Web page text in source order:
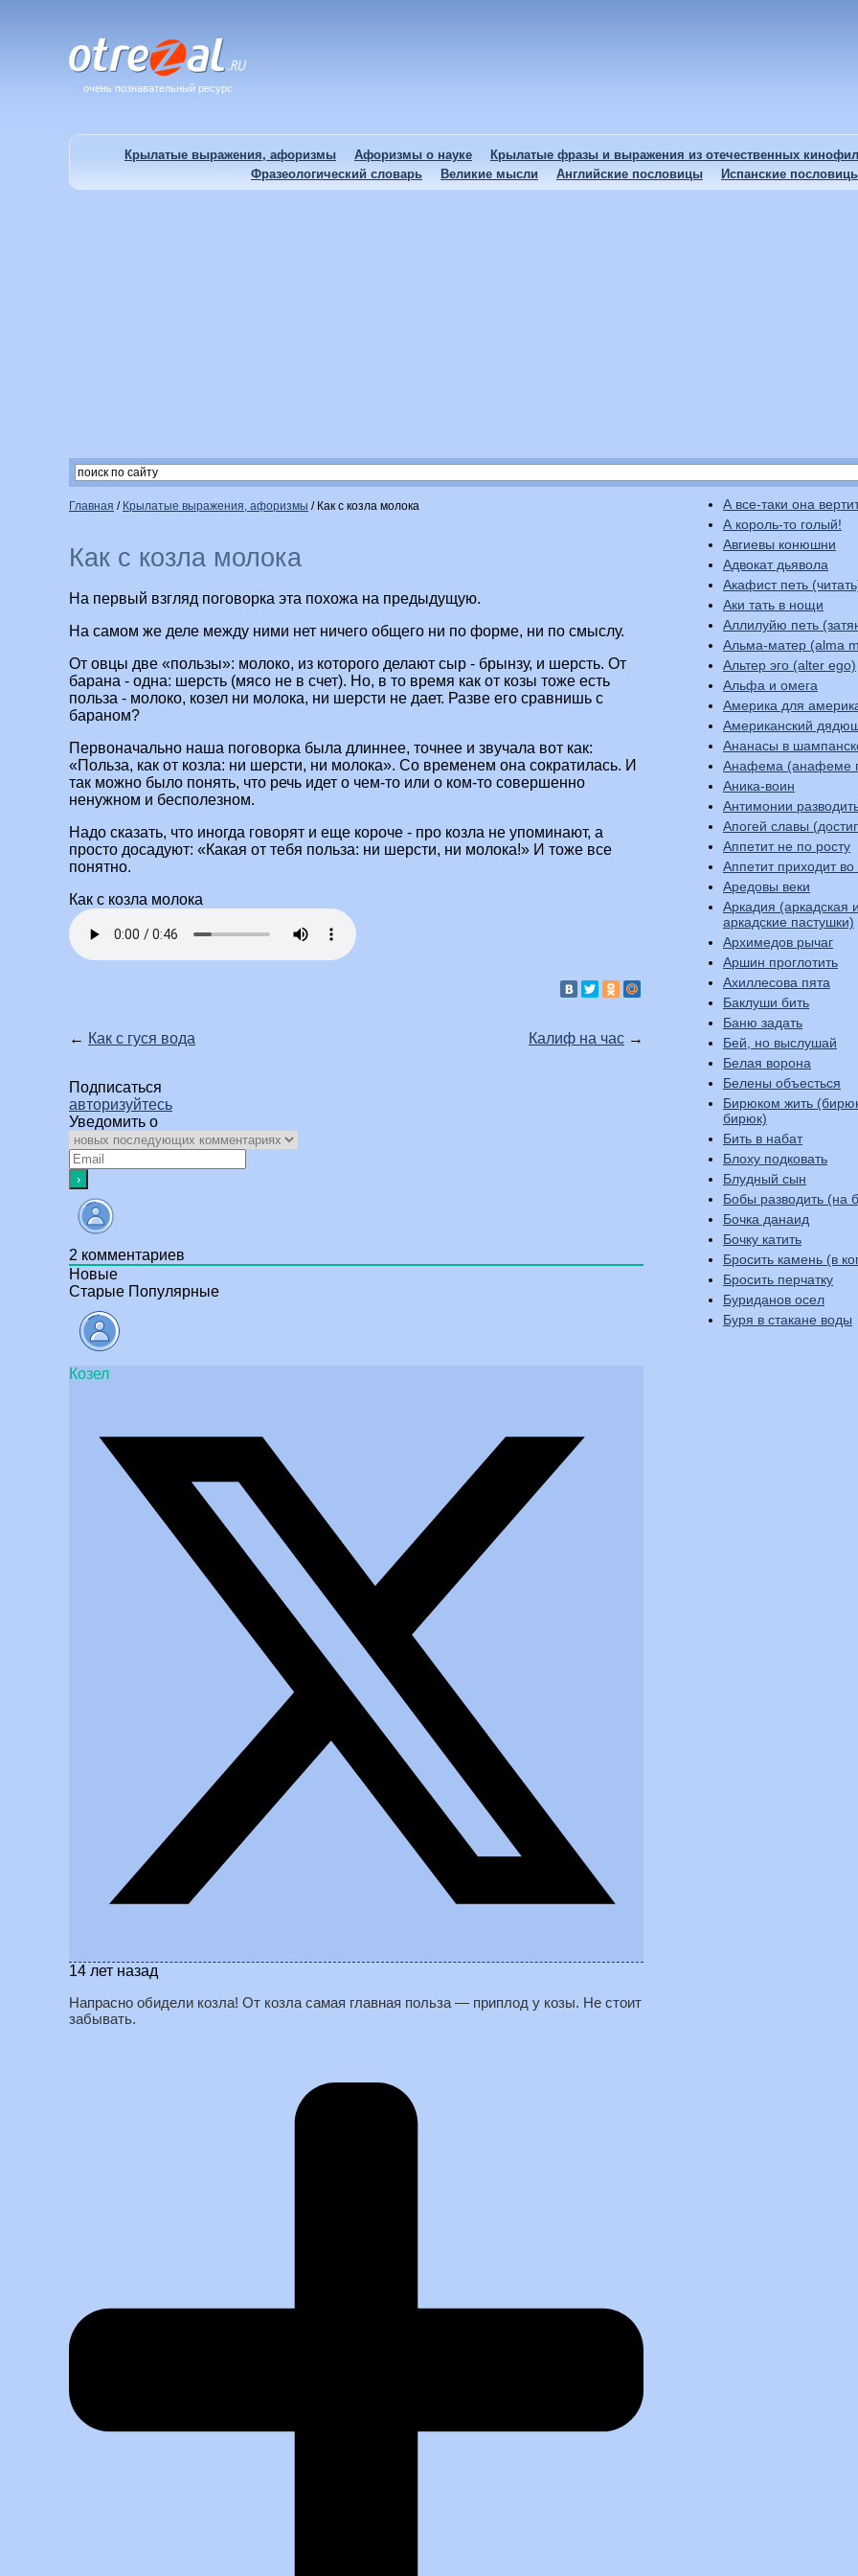
очень познавательный ресурс
Крылатые выражения, афоризмы Афоризмы о науке Крылатые фразы и выражения из отечественных
Фразеологический словарь
Великие мысли Английские пословицы Испанские
Главная / Крылатые выражения, афоризмы / Как с козла молока
Как с козла молока
На первый взгляд поговорка эта похожа на предыдущую.
На самом же деле между ними нет ничего общего ни по форме, ни по смыслу.
От овцы две «пользы»: молоко, из которого делают сыр - брынзу, и шерсть. От
барана - одна: шерсть (мясо не в счет). Но, в то время как от козы тоже есть
польза - молоко, козел ни молока, ни шерсти не дает. Разве его сравнишь с
бараном?
Первоначально наша поговорка была длиннее, точнее и звучала вот как:
«Польза, как от козла: ни шерсти, ни молока». Со временем она сократилась. И
так можно было понять, что речь идет о чем-то или о ком-то совершенно
ненужном и бесполезном.
Надо сказать, что иногда говорят и еще короче - про козла не упоминают, а
просто досадуют: «Какая от тебя польза: ни шерсти, ни молока!» И тоже все
понятно.
Как с козла молока
← Как с гуся вода Калиф на час →
Подписаться
авторизуйтесь
Уведомить о
2 комментариев
Новые
Старые Популярные
Козел
14 лет назад
Напрасно обидели козла! От козла самая главная польза — приплод у козы. Не стоит
забывать.
А все-таки она
А король-то голый!
Авгиевы конюшни
Адвокат дьявола
Акафист петь
Аки тать в нощи
Аллилуйю петь
Альма-матер (alma
Альтер эго (alter ego)
Альфа и омега
Америка для
Американский
Ананасы в
Анафема (анафеме
Аника-воин
Антимонии
Апогей славы
Аппетит не по росту
Аппетит приходит
Аредовы веки
Аркадия (аркадская
аркадские пастушки)
Архимедов рычаг
Аршин проглотить
Ахиллесова пята
Баклуши бить
Баню задать
Бей, но выслушай
Белая ворона
Белены объесться
Бирюком жить
бирюк)
Бить в набат
Блоху подковать
Блудный сын
Бобы разводить (на
Бочка данаид
Бочку катить
Бросить камень (в
Бросить перчатку
Буриданов осел
Буря в стакане воды